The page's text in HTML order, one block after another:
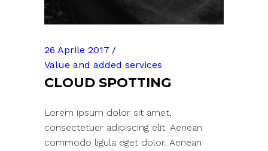
26 Aprile 2017
Value and added services
CLOUD SPOTTING
Lorem ipsum dolor sit amet,
consectetuer adipiscing elit. Aenean
commodo ligula eget dolor. Aenean